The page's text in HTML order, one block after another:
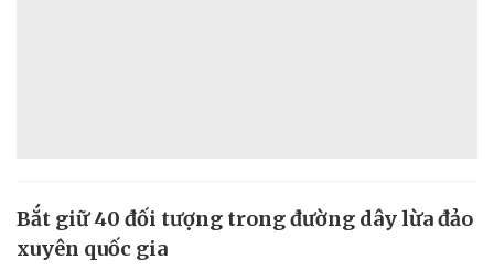
Bắt giữ 40 đối tượng trong đường dây lừa đảo
xuyên quốc gia